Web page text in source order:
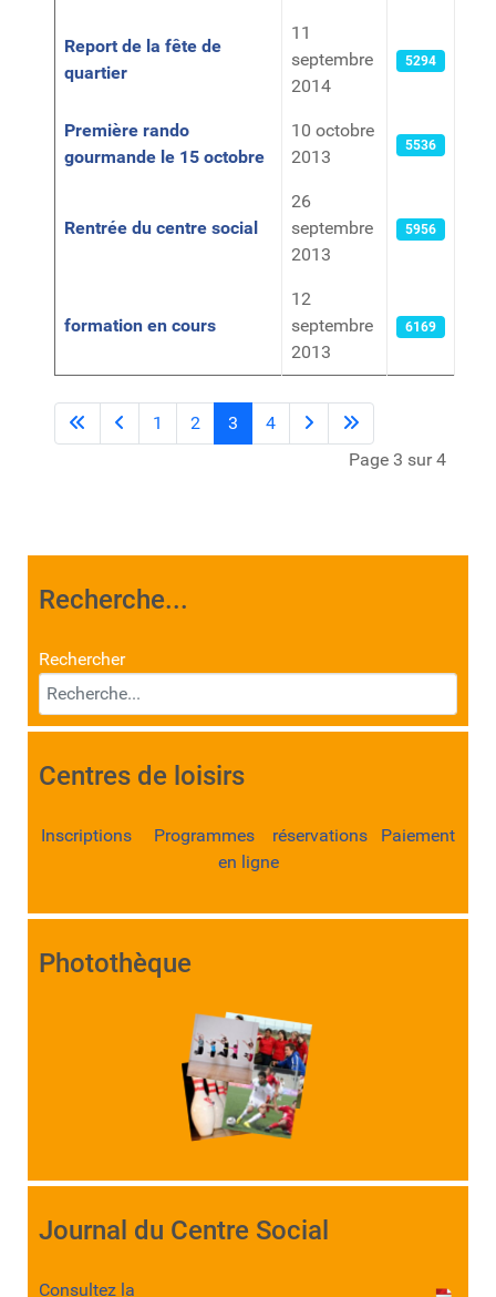
Report de la fête de
quartier
11
septembre
2014
5294
Première rando
gourmande le 15 octobre
10 octobre
2013
5536
Rentrée du centre social
26
septembre
2013
5956
formation en cours
12
septembre
2013
6169
Page 3 sur 4
1 2 3 4
Recherche...
Rechercher
Centres de loisirs
Inscriptions Programmes réservations Paiement
en ligne
Photothèque
Journal du Centre Social
Consultez la